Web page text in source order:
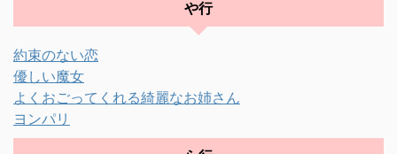
や行
約束のない恋
優しい魔女
よくおごってくれる綺麗なお姉さん
ヨンパリ